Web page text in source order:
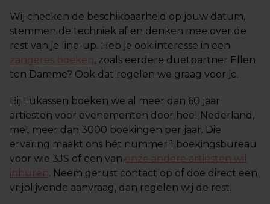
Wij checken de beschikbaarheid op jouw datum,
stemmen de techniek af en denken mee over de
rest van je line-up. Heb je ook interesse in een
zangeres boeken, zoals eerdere duetpartner Ellen
ten Damme? Ook dat regelen we graag voor je.
Bij Lukassen boeken we al meer dan 60 jaar
artiesten voor evenementen door heel Nederland,
met meer dan 3000 boekingen per jaar. Die
ervaring maakt ons hét nummer 1 boekingsbureau
voor wie 3JS of een van onze andere artiesten wil
inhuren. Neem gerust contact op of doe direct een
vrijblijvende aanvraag, dan regelen wij de rest.